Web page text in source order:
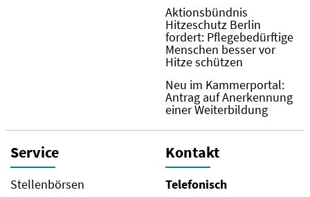
Aktionsbündnis
Hitzeschutz Berlin
fordert: Pflegebedürftige
Menschen besser vor
Hitze schützen
Neu im Kammerportal:
Antrag auf Anerkennung
einer Weiterbildung
Service
Stellenbörsen
Kontakt
Telefonisch